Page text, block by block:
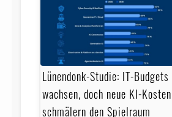
Lünendonk-Studie: IT-Budgets
wachsen, doch neue KI-Kosten
schmälern den Spielraum